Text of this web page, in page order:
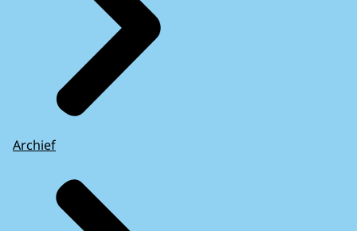
Archief